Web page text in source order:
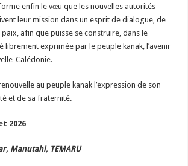
enfin le vœu que les nouvelles autorités
leur mission dans un esprit de dialogue, de
afin que puisse se construire, dans le
librement exprimée par le peuple kanak, l’avenir
Calédonie.
au peuple kanak l’expression de son
et de sa fraternité.
2026
Manutahi, TEMARU